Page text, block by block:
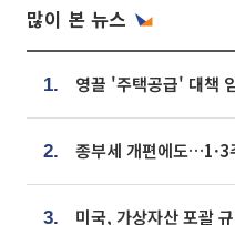
많이 본 뉴스
1.
2.
3.